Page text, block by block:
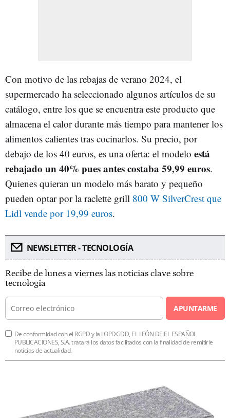
Con motivo de las rebajas de verano 2024, el
supermercado ha seleccionado algunos artículos de su
catálogo, entre los que se encuentra este producto que
almacena el calor durante más tiempo para mantener los
alimentos calientes tras cocinarlos. Su precio, por
debajo de los 40 euros, es una oferta: el modelo está
rebajado un 40% pues antes costaba 59,99 euros.
Quienes quieran un modelo más barato y pequeño
pueden optar por la raclette grill 800 W SilverCrest que
Lidl vende por 19,99 euros.
NEWSLETTER - TECNOLOGÍA
Recibe de lunes a viernes las noticias clave sobre
tecnología
APUNTARME
De conformidad con el RGPD y la LOPDGDD, EL LEÓN DE EL ESPAÑOL
PUBLICACIONES, S.A. tratará los datos facilitados con la finalidad de remitirle
noticias de actualidad.